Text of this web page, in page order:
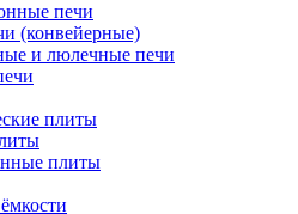
печи
(конвейерные)
и люлечные печи
плиты
плиты